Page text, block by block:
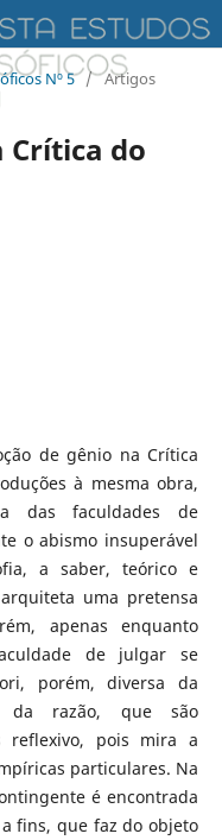
Nº 5 / Artigos
Crítica do
de gênio na Crítica
à mesma obra,
das faculdades de
o abismo insuperável
a saber, teórico e
uma pretensa
apenas enquanto
de julgar se
porém, diversa da
da razão, que são
reflexivo, pois mira a
particulares. Na
é encontrada
fins, que faz do objeto